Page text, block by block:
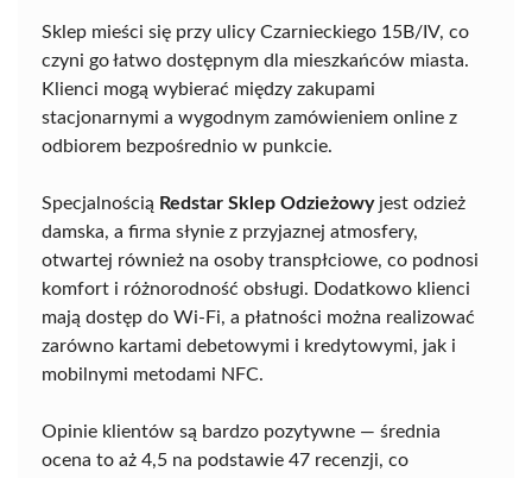
Sklep mieści się przy ulicy Czarnieckiego 15B/IV, co
czyni go łatwo dostępnym dla mieszkańców miasta.
Klienci mogą wybierać między zakupami
stacjonarnymi a wygodnym zamówieniem online z
odbiorem bezpośrednio w punkcie.
Specjalnością Redstar Sklep Odzieżowyjest odzież
damska, a firma słynie z przyjaznej atmosfery,
otwartej również na osoby transpłciowe, co podnosi
komfort i różnorodność obsługi. Dodatkowo klienci
mają dostęp do Wi-Fi, a płatności można realizować
zarówno kartami debetowymi i kredytowymi, jak i
mobilnymi metodami NFC.
Opinie klientów są bardzo pozytywne — średnia
ocena to aż 4,5 na podstawie 47 recenzji, co